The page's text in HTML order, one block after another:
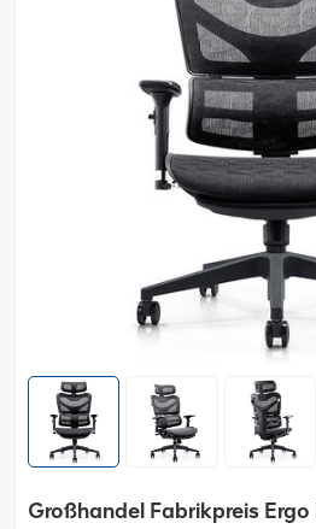
Großhandel Fabrikpreis Ergo